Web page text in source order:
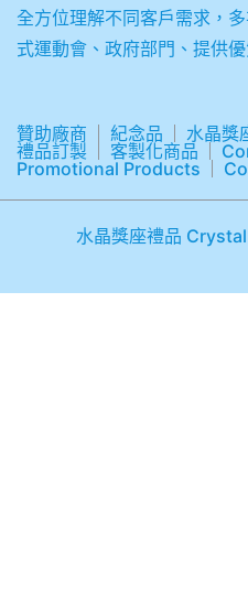
全方位理解不同客戶需求，
式運動會、政府部門、提供
贊助廠商 紀念品 水晶獎
禮品訂製
客製化商品
Promotional Products
水晶獎座禮品